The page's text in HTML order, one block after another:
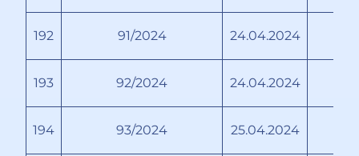
192 91/2024 24.04.2024
193 92/2024 24.04.2024
194 93/2024 25.04.2024